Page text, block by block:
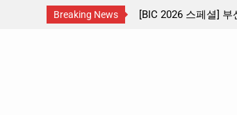
Breaking News
설 … 수도권 서남부 교통
[BIC 2026 스페셜]